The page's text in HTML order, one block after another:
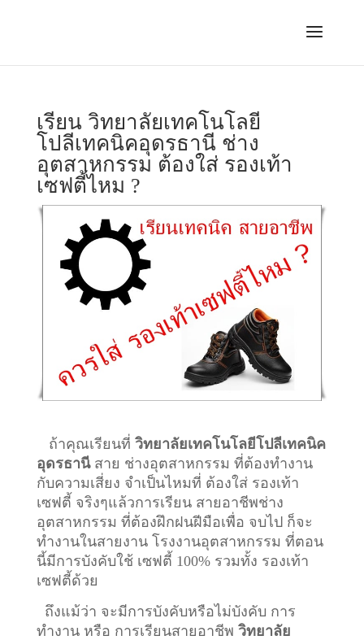
เรียน วิทยาลัยเทคโนโลยี
โปลีเทคนิคอุดรธานี ช่าง
อุตสาหกรรม ต้องใส่ รองเท้า
เซฟตี้ไหม ?
ถ้าคุณเรียนที่ วิทยาลัยเทคโนโลยีโปลีเทคนิค
อุดรธานีสาย ช่างอุตสาหกรรม ที่ต้องทำงาน
กับความเสี่ยง จำเป็นไหมที่ ต้องใส่ รองเท้า
เซฟตี้ จริงๆแล้วการเรียน สายอาชีพช่าง
อุตสาหกรรม ที่ต้องฝึกฝนฝีมือเพื่อ จบไป ก็จะ
ทำงานในสายงาน โรงงานอุตสาหกรรม ที่ตอน
นี้มีการบังคับใช้ เซฟตี้ 100% รวมทั้ง รองเท้า
เซฟตี้ด้วย
ถึงแม้ว่า จะมีการบังคับหรือไม่บังคับ การ
ทำงาน หรือ การเรียนสายอาชีพ วิทยาลัย